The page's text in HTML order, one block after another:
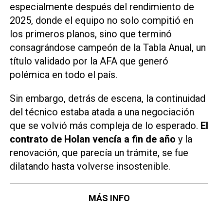
especialmente después del rendimiento de
2025, donde el equipo no solo compitió en
los primeros planos, sino que terminó
consagrándose campeón de la Tabla Anual, un
título validado por la AFA que generó
polémica en todo el país.
Sin embargo, detrás de escena, la continuidad
del técnico estaba atada a una negociación
que se volvió más compleja de lo esperado. El
contrato de Holan vencía a fin de año y la
renovación, que parecía un trámite, se fue
dilatando hasta volverse insostenible.
MÁS INFO